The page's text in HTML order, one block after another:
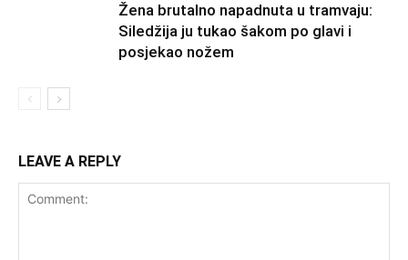
Žena brutalno napadnuta u tramvaju:
Siledžija ju tukao šakom po glavi i
posjekao nožem
LEAVE A REPLY